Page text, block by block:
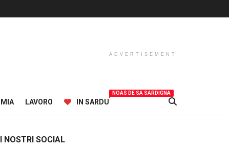
ADVERTISEMENT
LAVORO IN SARDU
NOAS DE SA SARDIGNA
I NOSTRI SOCIAL